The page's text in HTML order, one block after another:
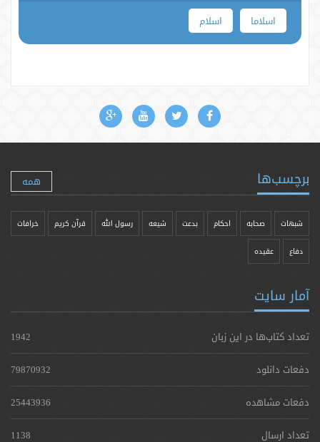
اسلاما اسلام
برچسب‌ها همه
شبهات صحابه احکام بدعت شیعه رسول الله قرآن کریم خرافات
دفاع عقیده
آمار سایت
تعداد کتاب‌ها در این زبان
1942
دفعات دانلود
79870932
دفعات مشاهده
25443936
تعداد ارسال
1138